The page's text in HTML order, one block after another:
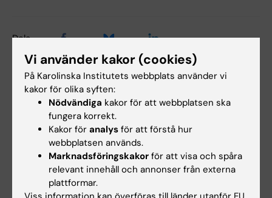
Dela
Relaterade artiklar
Vi använder kakor (cookies)
På Karolinska Institutets webbplats använder vi
kakor för olika syften:
Nödvändiga kakor för att webbplatsen ska
fungera korrekt.
Kakor för analys för att förstå hur
webbplatsen används.
Marknadsföringskakor för att visa och spåra
relevant innehåll och annonser från externa
plattformar.